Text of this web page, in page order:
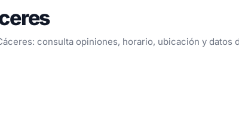
consulta opiniones, horario, ubicación y datos